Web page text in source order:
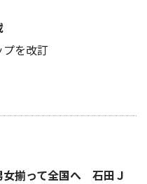
プを改訂
揃って全国へ 石田Ｊ